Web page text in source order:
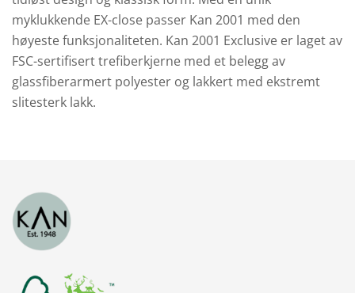
myklukkende EX-close passer Kan 2001 med den
høyeste funksjonaliteten. Kan 2001 Exclusive er laget av
FSC-sertifisert trefiberkjerne med et belegg av
glassfiberarmert polyester og lakkert med ekstremt
slitesterk lakk.